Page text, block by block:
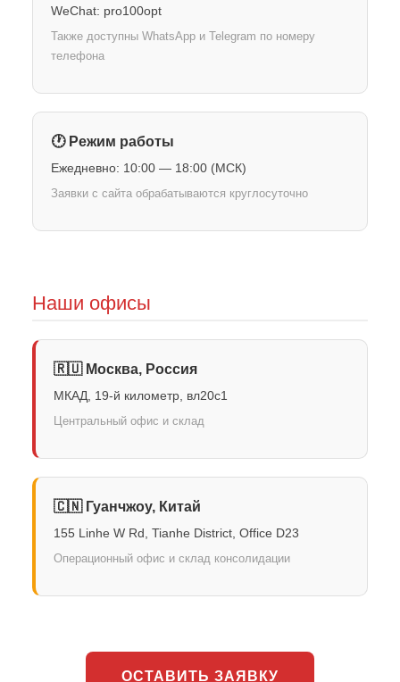
WeChat: pro100opt
Также доступны WhatsApp и Telegram по номеру
телефона
🕐 Режим работы
Ежедневно: 10:00 — 18:00 (МСК)
Заявки с сайта обрабатываются круглосуточно
Наши офисы
🇷🇺 Москва, Россия
МКАД, 19-й километр, вл20с1
Центральный офис и склад
🇨🇳 Гуанчжоу, Китай
155 Linhe W Rd, Tianhe District, Office D23
Операционный офис и склад консолидации
ОСТАВИТЬ ЗАЯВКУ